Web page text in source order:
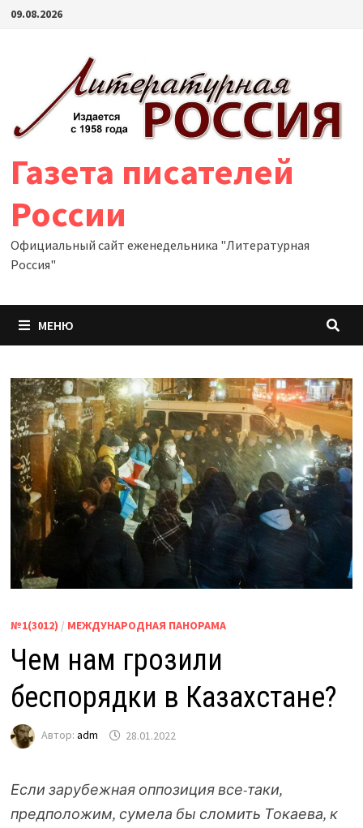
Перейти
09.08.2026
Газета писателей
России
Официальный сайт еженедельника "Литературная
Россия"
МЕНЮ
№1(3012) / МЕЖДУНАРОДНАЯ ПАНОРАМА
Чем нам грозили
беспорядки в Казахстане?
Автор: adm 28.01.2022
Если зарубежная оппозиция все-таки,
предположим, сумела бы сломить Токаева, к